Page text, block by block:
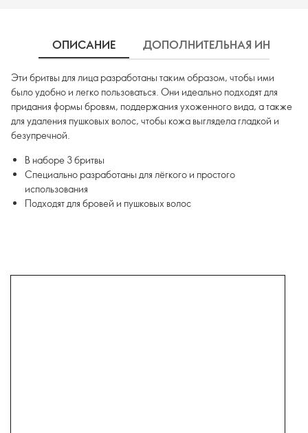
ОПИСАНИЕ ДОПОЛНИТЕЛЬНАЯ
Эти бритвы для лица разработаны таким образом, чтобы ими
было удобно и легко пользоваться. Они идеально подходят для
придания формы бровям, поддержания ухоженного вида, а также
для удаления пушковых волос, чтобы кожа выглядела гладкой и
безупречной.
В наборе 3 бритвы
Специально разработаны для лёгкого и простого
использования
Подходят для бровей и пушковых волос